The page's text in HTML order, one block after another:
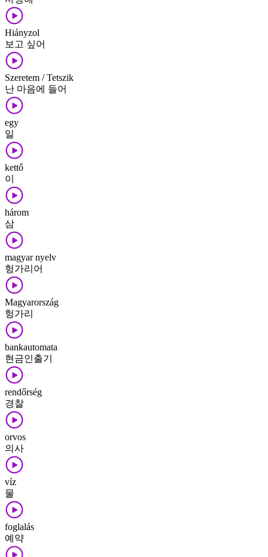
Hiányzol
보고 싶어
Szeretem / Tetszik
난 마음에 들어
egy
일
kettő
이
három
삼
magyar nyelv
헝가리어
Magyarország
헝가리
bankautomata
현금인출기
rendőrség
경찰
orvos
의사
víz
물
foglalás
예약